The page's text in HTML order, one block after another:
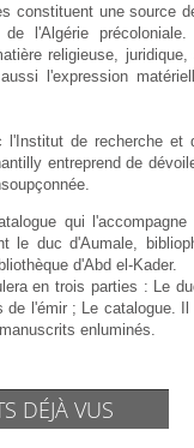
constituent une source
l'Algérie précoloniale.
religieuse,
l'expression
l'Institut de recherche et
entreprend de
qui
le duc d'Aumale,
d'Abd el-Kader.
en trois parties : Le
de l'émir ; Le catalogue. Il
enluminés.
DÉJÀ VUS